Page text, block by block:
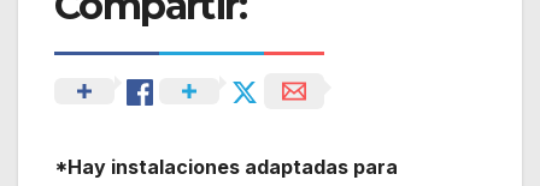
*Hay instalaciones adaptadas para